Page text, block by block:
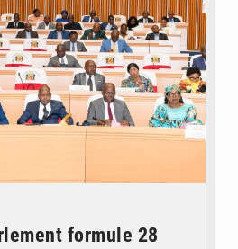
formule 28